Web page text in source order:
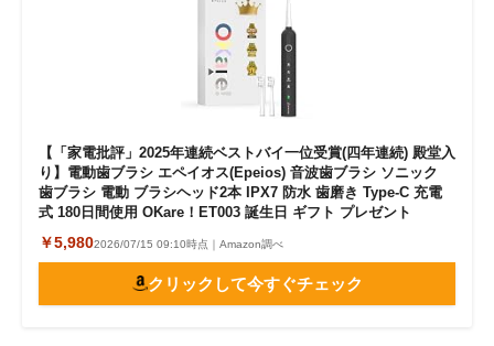
【「家電批評」2025年連続ベストバイ一位受賞(四年連続) 殿堂入
り】電動歯ブラシ エペイオス(Epeios) 音波歯ブラシ ソニック
歯ブラシ 電動 ブラシヘッド2本 IPX7 防水 歯磨き Type-C 充電
式 180日間使用 OKare！ET003 誕生日 ギフト プレゼント
￥5,9802026/07/15 09:10時点｜Amazon調べ
クリックして今すぐチェック